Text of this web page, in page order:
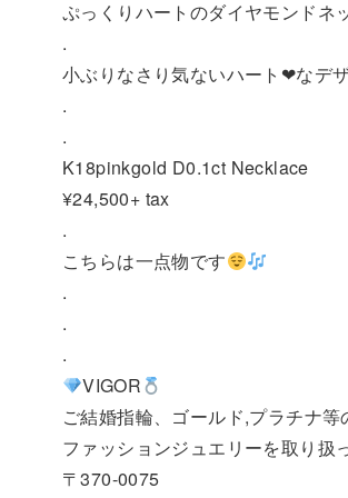
ぷっくりハートのダイヤモンドネ
.
小ぶりなさり気ないハート❤︎なデ
.
.
K18pinkgold D0.1ct Necklace
¥24,500+ tax
.
こちらは一点物です
.
.
.
VIGOR
ご結婚指輪、ゴールド,プラチナ等
ファッションジュエリーを取り扱
〒370-0075